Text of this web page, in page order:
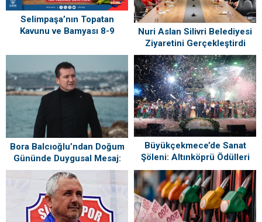
Selimpaşa’nın Topatan
Kavunu ve Bamyası 8-9
Buluşuyor
Nuri Aslan Silivri Belediyesi
Ziyaretini Gerçekleştirdi
Bora Balcıoğlu’ndan Doğum
Gününde Duygusal Mesaj:
“Silivri’mi Çok Özlüyorum”
Büyükçekmece’de Sanat
Şöleni: Altınköprü Ödülleri
Sahiplerini Buldu!